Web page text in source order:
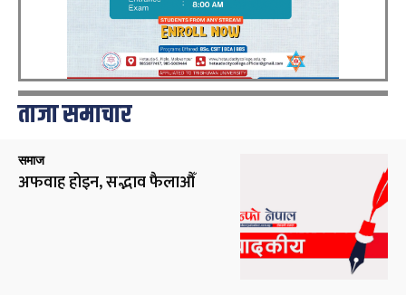
ताजा समाचार
समाज
अफवाह होइन, सद्भाव फैलाऔँ